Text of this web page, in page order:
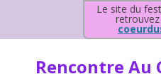
Le site du
Rencontre Au